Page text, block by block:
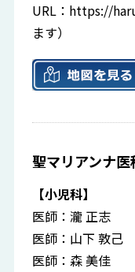
URL： https://
ます）
聖マリアンナ
【小児科】
医師：瀧 正志
医師：山下 敦己
医師：森 美佳